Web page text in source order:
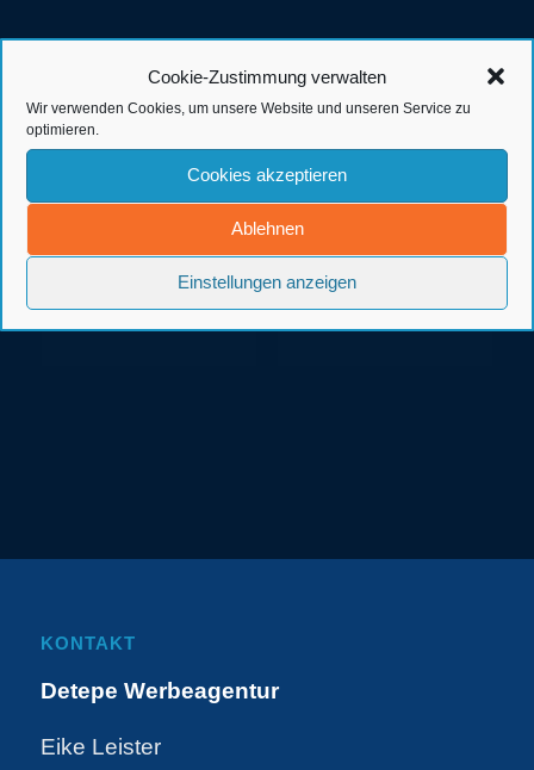
Cookie-Zustimmung verwalten
Wir verwenden Cookies, um unsere Website und unseren Service zu
optimieren.
Cookies akzeptieren
Ablehnen
Einstellungen anzeigen
Kunden der Werbeagentur in
Ostfriesland
KONTAKT
Detepe Werbeagentur
Eike Leister